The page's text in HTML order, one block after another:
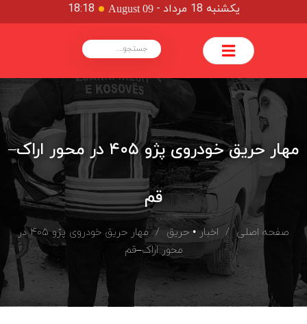
یکشنبه 18 مرداد -
August 09
18:18
مهار حریق خودروی پژو ۴۰۵ در محور اراک–
قم
صفحه اصلی/ اخبار •حریق
/ مهار حریق خودروی پژو ۴۰۵ در
محور اراک–قم